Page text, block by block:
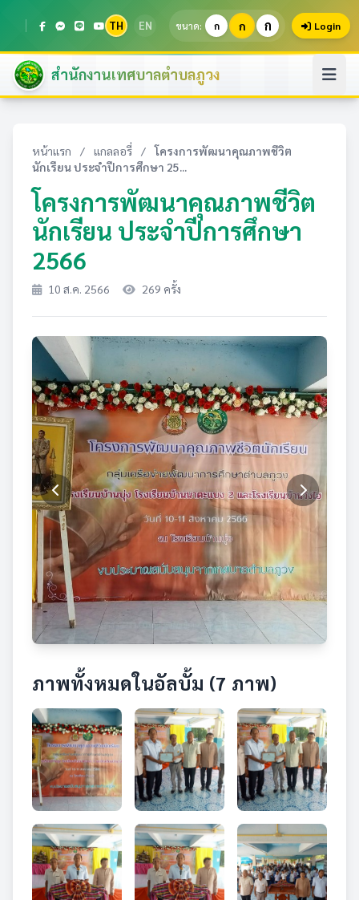
TH EN ขนาด: ก ก ก Login
สำนักงานเทศบาลตำบลภูวง
หน้าแรก / แกลลอรี่ /
โครงการพัฒนาคุณภาพชีวิต
นักเรียน ประจำปีการศึกษา 25...
โครงการพัฒนาคุณภาพชีวิต
นักเรียน ประจำปีการศึกษา
2566
10 ส.ค. 2566 269 ครั้ง
ภาพทั้งหมดในอัลบั้ม (7 ภาพ)